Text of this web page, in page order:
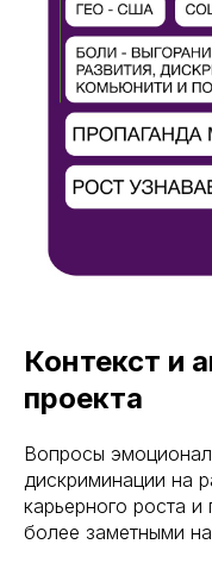
Контекст и
проекта
Вопросы
дискриминации на
карьерного роста
более заметными